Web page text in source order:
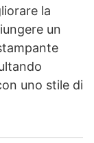
la
un
uno stile di